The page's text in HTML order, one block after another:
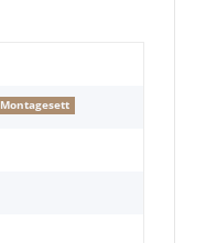
Montagesett